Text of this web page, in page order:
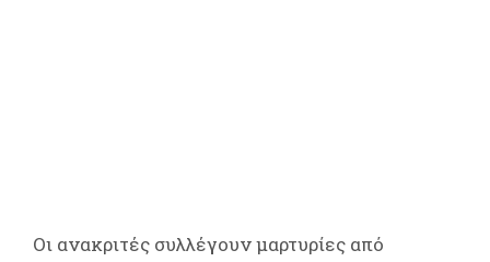
Οι ανακριτές συλλέγουν μαρτυρίες από